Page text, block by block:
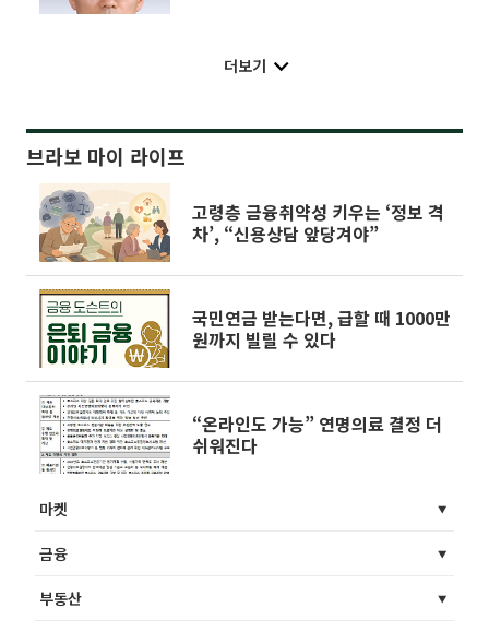
더보기
브라보 마이 라이프
고령층 금융취약성 키우는 ‘정보 격
차’, “신용상담 앞당겨야”
국민연금 받는다면, 급할 때 1000만
원까지 빌릴 수 있다
“온라인도 가능” 연명의료 결정 더
쉬워진다
마켓
금융
부동산